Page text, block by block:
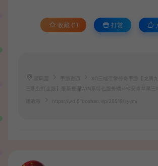
收藏 (1) 打赏
手游资源
XO三端引擎传奇手游【龙腾
三职业打金版】最新整理WIN系特色服务端+PC安卓苹果三
建教程 https://wd.51boshao.vip/29519/syym/